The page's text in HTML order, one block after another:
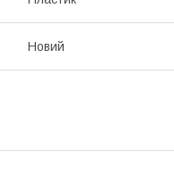
Новий